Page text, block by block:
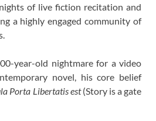
of live fiction recitation and
a highly engaged community of
year-old nightmare for a video
novel, his core belief
Porta Libertatis est(Story is a gate